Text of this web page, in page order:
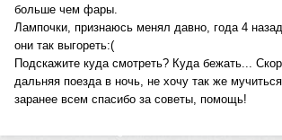
больше чем фары.
Лампочки, признаюсь менял давно, года 4
они так выгореть:(
Подскажите куда смотреть? Куда бежать...
дальняя поезда в ночь, не хочу так же
заранее всем спасибо за советы, помощь!